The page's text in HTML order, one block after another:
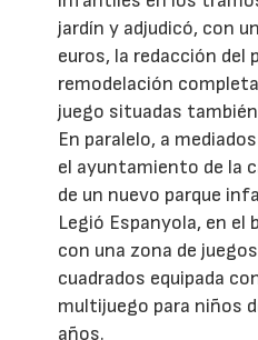
jardín y adjudicó, con
euros, la redacción del
remodelación
juego situadas
En paralelo, a
el ayuntamiento de la
de un nuevo parque
Legió Espanyola, en el
con una zona de
cuadrados equipada
multijuego para niños
años.